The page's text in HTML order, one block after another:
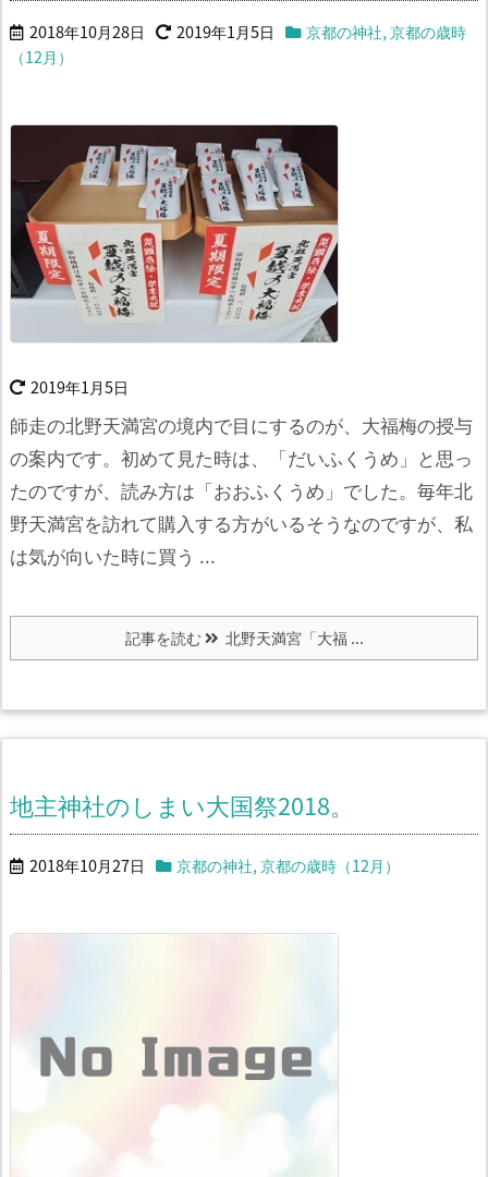
2018年10月28日 2019年1月5日 京都の神社,京都の歳時
（12月）
2019年1月5日
師走の北野天満宮の境内で目にするのが、大福梅の授与
の案内です。初めて見た時は、「だいふくうめ」と思っ
たのですが、読み方は「おおふくうめ」でした。 毎年北
野天満宮を訪れて購入する方がいるそうなのですが、私
は気が向いた時に買う ...
記事を読む 北野天満宮「大福 ...
地主神社のしまい大国祭2018。
2018年10月27日 京都の神社,京都の歳時（12月）